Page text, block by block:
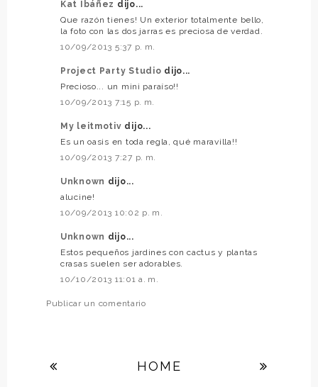
Kat Ibáñez dijo...
Que razón tienes! Un exterior totalmente bello,
la foto con las dos jarras es preciosa de verdad.
10/09/2013 5:37 p. m.
Project Party Studio dijo...
Precioso... un mini paraíso!!
10/09/2013 7:15 p. m.
My leitmotiv dijo...
Es un oasis en toda regla, qué maravilla!!
10/09/2013 7:27 p. m.
Unknown dijo...
alucine!
10/09/2013 10:02 p. m.
Unknown dijo...
Estos pequeños jardines con cactus y plantas
crasas suelen ser adorables.
10/10/2013 11:01 a. m.
Publicar un comentario
HOME